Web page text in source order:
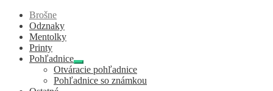
Brošne
Odznaky
Mentolky
Printy
Pohľadnice
Expand
child
menu
Otváracie pohľadnice
Pohľadnice so známkou